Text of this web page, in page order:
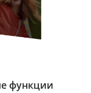
функции